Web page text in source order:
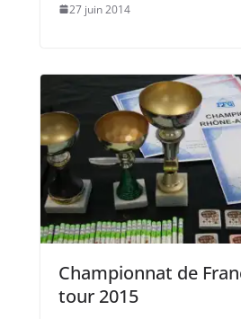
27 juin 2014
Championnat de
tour 2015